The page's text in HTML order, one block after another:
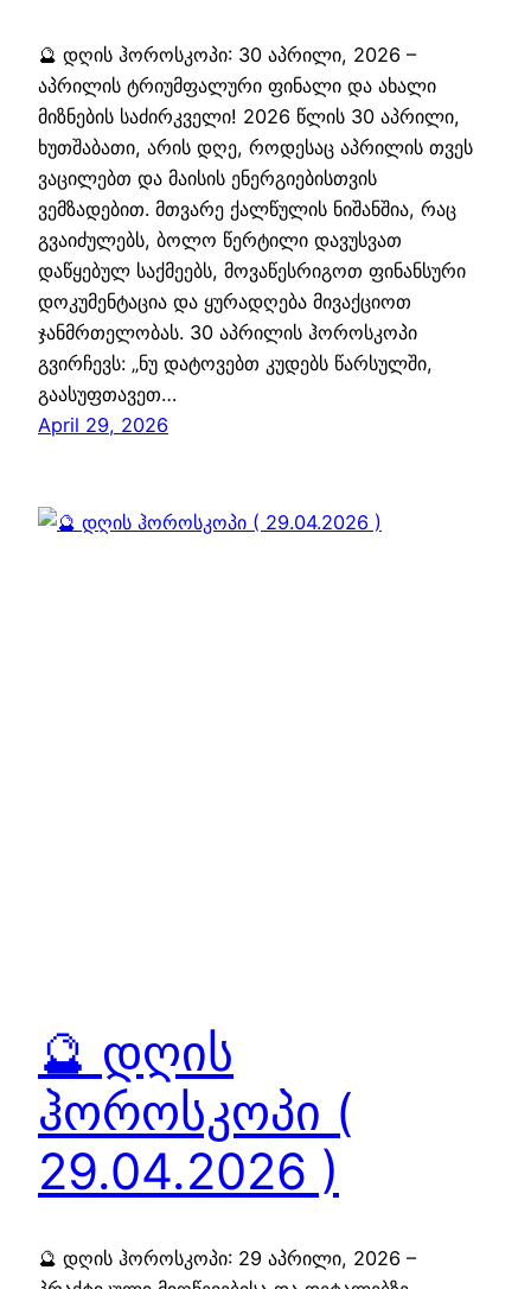
🔮 დღის ჰოროსკოპი: 30 აპრილი, 2026 –
აპრილის ტრიუმფალური ფინალი და ახალი
მიზნების საძირკველი! 2026 წლის 30 აპრილი,
ხუთშაბათი, არის დღე, როდესაც აპრილის თვეს
ვაცილებთ და მაისის ენერგიებისთვის
ვემზადებით. მთვარე ქალწულის ნიშანშია, რაც
გვაიძულებს, ბოლო წერტილი დავუსვათ
დაწყებულ საქმეებს, მოვაწესრიგოთ ფინანსური
დოკუმენტაცია და ყურადღება მივაქციოთ
ჯანმრთელობას. 30 აპრილის ჰოროსკოპი
გვირჩევს: „ნუ დატოვებთ კუდებს წარსულში,
გაასუფთავეთ…
April 29, 2026
🔮 დღის
ჰოროსკოპი (
29.04.2026 )
🔮 დღის ჰოროსკოპი: 29 აპრილი, 2026 –